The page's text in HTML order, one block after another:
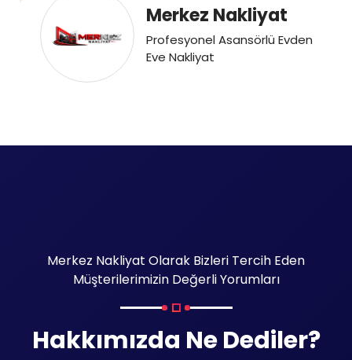
Merkez Nakliyat
Profesyonel Asansörlü Evden
Eve Nakliyat
Merkez Nakliyat Olarak Bizleri Tercih Eden
Müşterilerimizin Değerli Yorumları
Hakkımızda Ne Dediler?